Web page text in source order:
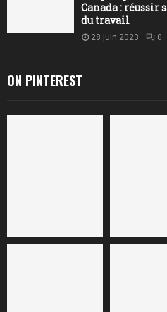
Canada :
du travail
28 juin 2023 0
ON PINTEREST